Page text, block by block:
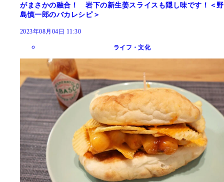
がまさかの融合！ 岩下の新生姜スライスも隠し味です！＜野
島慎一郎のバカレシピ＞
2023年08月04日 11:30
ライフ・文化